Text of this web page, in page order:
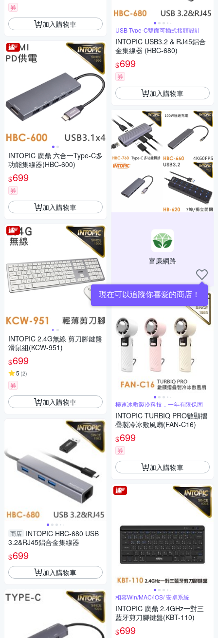
券
加入購物車
INTOPIC 廣鼎 六合一Type-C多
功能集線器(HBC-600)
$699
券
加入購物車
INTOPIC 2.4G無線 剪刀腳鍵盤
滑鼠組(KCW-951)
$699
5 (2)
券
加入購物車
商店 INTOPIC HBC-680 USB
3.2&RJ45鋁合金集線器
$699
加入購物車
USB Type-C雙面可插式接頭設計
INTOPIC USB3.2 & RJ45鋁合
金集線器 (HBC-680)
$699
券
加入購物車
富廉網路
現在可以追蹤你喜愛的商店！
極速冰敷製冷科技，一年有限保固
INTOPIC TURBIQ PRO數顯摺
疊製冷冰敷風扇(FAN-C16)
$699
券
加入購物車
相容Win/MAC/iOS/ 安卓系統
INTOPIC 廣鼎 2.4GHz一對三
藍牙剪刀腳鍵盤(KBT-110)
$699